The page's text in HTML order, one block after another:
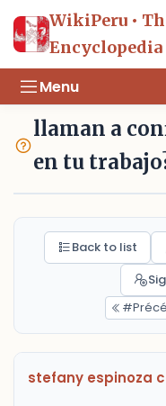
WikiPeru •
Encyclopedia
Menu
llaman a
en tu
Back to list
stefany espinoza